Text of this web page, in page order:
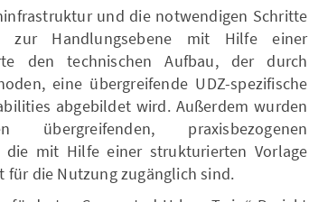
und die notwendigen Schritte
Handlungsebene mit Hilfe einer
den technischen Aufbau, der durch
eine übergreifende UDZ-spezifische
abgebildet wird. Außerdem wurden
übergreifenden, praxisbezogenen
die mit Hilfe einer strukturierten Vorlage
die Nutzung zugänglich sind.